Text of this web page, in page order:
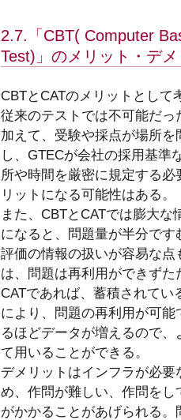
2.7.「CBT( Computer
Test)」のメリット・デ
CBTとCATのメリットとし
従来のテストでは不可能だ
加えて、受験や採点が場所
し、GTECが会社の採用基準
所や時間を厳密に規定する
リットになる可能性はある。
また、CBTとCATでは膨大
になると、問題量が半分で
評価の情報の扱いが容易な
は、問題は再利用ができず
CATであれば、蓄積されて
により、問題の再利用が可
るほどデータが増えるので
て用いることができる。
デメリットはインフラが必
め、作問が難しい、作問を
がかかることがあげられる